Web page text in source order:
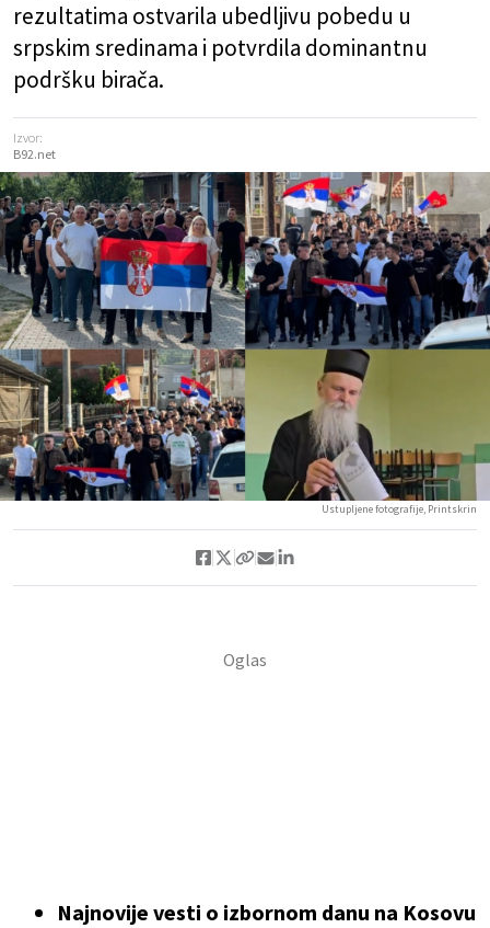
rezultatima ostvarila ubedljivu pobedu u
srpskim sredinama i potvrdila dominantnu
podršku birača.
Izvor:
B92.net
Ustupljene fotografije, Printskrin
Najnovije vesti o izbornom danu na Kosovu